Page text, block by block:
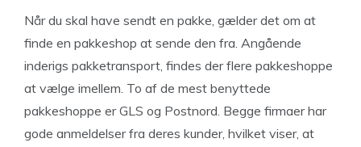
Når du skal have sendt en pakke, gælder det om at
finde en pakkeshop at sende den fra. Angående
inderigs pakketransport, findes der flere pakkeshoppe
at vælge imellem. To af de mest benyttede
pakkeshoppe er GLS og Postnord. Begge firmaer har
gode anmeldelser fra deres kunder, hvilket viser, at